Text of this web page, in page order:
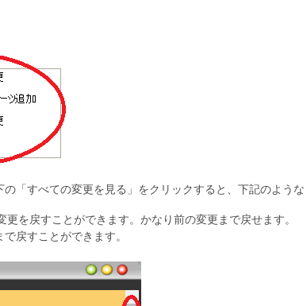
「すべての変更を見る」をクリックすると、下記のような
を戻すことができます。かなり前の変更まで戻せます。
戻すことができます。
ラウドHP楽々専科・一般企業
CMSクラウドHP楽々専科・販売業テ